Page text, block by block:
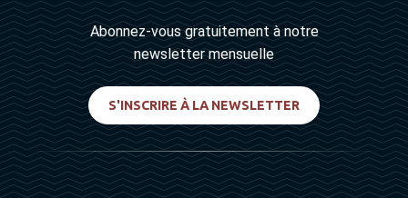
Abonnez-vous gratuitement à notre
newsletter mensuelle
S'INSCRIRE À LA NEWSLETTER